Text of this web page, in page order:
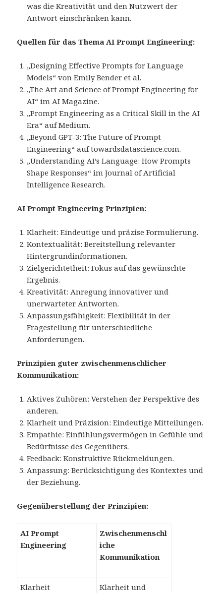
was die Kreativität und den Nutzwert der
Antwort einschränken kann.
Quellen für das Thema AI Prompt Engineering:
„Designing Effective Prompts for Language
Models“ von Emily Bender et al.
„The Art and Science of Prompt Engineering for
AI“ im AI Magazine.
„Prompt Engineering as a Critical Skill in the AI
Era“ auf Medium.
„Beyond GPT-3: The Future of Prompt
Engineering“ auf towardsdatascience.com.
„Understanding AI’s Language: How Prompts
Shape Responses“ im Journal of Artificial
Intelligence Research.
AI Prompt Engineering Prinzipien:
Klarheit: Eindeutige und präzise Formulierung.
Kontextualität: Bereitstellung relevanter
Hintergrundinformationen.
Zielgerichtetheit: Fokus auf das gewünschte
Ergebnis.
Kreativität: Anregung innovativer und
unerwarteter Antworten.
Anpassungsfähigkeit: Flexibilität in der
Fragestellung für unterschiedliche
Anforderungen.
Prinzipien guter zwischenmenschlicher
Kommunikation:
Aktives Zuhören: Verstehen der Perspektive des
anderen.
Klarheit und Präzision: Eindeutige Mitteilungen.
Empathie: Einfühlungsvermögen in Gefühle und
Bedürfnisse des Gegenübers.
Feedback: Konstruktive Rückmeldungen.
Anpassung: Berücksichtigung des Kontextes und
der Beziehung.
Gegenüberstellung der Prinzipien:
AI Prompt
Engineering
Zwischenmenschl
iche
Kommunikation
Klarheit
Klarheit und